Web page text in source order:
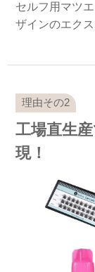
セルフ用マツ
ザインのエク
工場直生
現！